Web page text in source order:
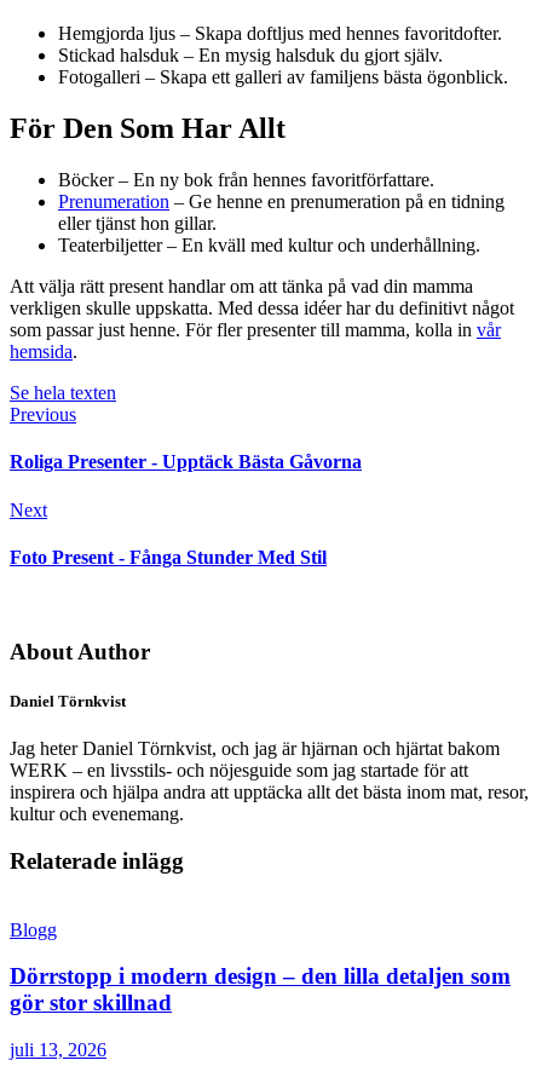
Hemgjorda ljus – Skapa doftljus med hennes favoritdofter.
Stickad halsduk – En mysig halsduk du gjort själv.
Fotogalleri – Skapa ett galleri av familjens bästa ögonblick.
För Den Som Har Allt
Böcker – En ny bok från hennes favoritförfattare.
Prenumeration – Ge henne en prenumeration på en tidning
eller tjänst hon gillar.
Teaterbiljetter – En kväll med kultur och underhållning.
Att välja rätt present handlar om att tänka på vad din mamma
verkligen skulle uppskatta. Med dessa idéer har du definitivt något
som passar just henne. För fler presenter till mamma, kolla in vår
hemsida.
Se hela texten
Previous
Roliga Presenter - Upptäck Bästa Gåvorna
Next
Foto Present - Fånga Stunder Med Stil
About Author
Daniel Törnkvist
Jag heter Daniel Törnkvist, och jag är hjärnan och hjärtat bakom
WERK – en livsstils- och nöjesguide som jag startade för att
inspirera och hjälpa andra att upptäcka allt det bästa inom mat, resor,
kultur och evenemang.
Relaterade inlägg
Blogg
Dörrstopp i modern design – den lilla detaljen som
gör stor skillnad
juli 13, 2026